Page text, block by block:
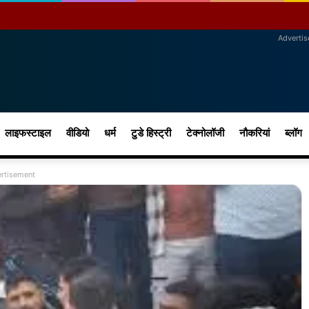
लाइफस्टाइल वीडियो धर्म टुडे हिस्ट्री टेक्नोलॉजी नौकरियां ब्लॉग